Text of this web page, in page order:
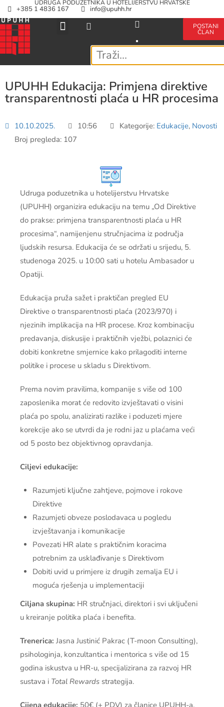
UDRUGA PODUZETNIKA U HOTELIJERSTVU HRVATSKE
+385 1 4836 167 info@upuhh.hr
POSTANI
ČLAN
UPUHH Edukacija: Primjena direktive
transparentnosti plaća u HR procesima
10.10.2025. 10:56 Kategorije: Edukacije, Novosti
Broj pregleda: 107
Udruga poduzetnika u hotelijerstvu Hrvatske
(UPUHH) organizira edukaciju na temu „Od Direktive
do prakse: primjena transparentnosti plaća u HR
procesima“, namijenjenu stručnjacima iz područja
ljudskih resursa. Edukacija će se održati u srijedu, 5.
studenoga 2025. u 10:00 sati u hotelu Ambasador u
Opatiji.
Edukacija pruža sažet i praktičan pregled EU
Direktive o transparentnosti plaća (2023/970) i
njezinih implikacija na HR procese. Kroz kombinaciju
predavanja, diskusije i praktičnih vježbi, polaznici će
dobiti konkretne smjernice kako prilagoditi interne
politike i procese u skladu s Direktivom.
Prema novim pravilima, kompanije s više od 100
zaposlenika morat će redovito izvještavati o visini
plaća po spolu, analizirati razlike i poduzeti mjere
korekcije ako se utvrdi da je rodni jaz u plaćama veći
od 5 posto bez objektivnog opravdanja.
Ciljevi edukacije:
Razumjeti ključne zahtjeve, pojmove i rokove
Direktive
Razumjeti obveze poslodavaca u pogledu
izvještavanja i komunikacije
Povezati HR alate s praktičnim koracima
potrebnim za usklađivanje s Direktivom
Dobiti uvid u primjere iz drugih zemalja EU i
moguća rješenja u implementaciji
Ciljana skupina: HR stručnjaci, direktori i svi uključeni
u kreiranje politika plaća i benefita.
Trenerica: Jasna Justinić Pakrac (T-moon Consulting),
psihologinja, konzultantica i mentorica s više od 15
godina iskustva u HR-u, specijalizirana za razvoj HR
sustava i Total Rewards strategija.
Cijena edukacije: 50€ (+ PDV) za članice UPUHH-a,